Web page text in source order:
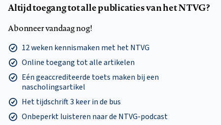
Altijd toegang tot alle publicaties van het NTVG?
Abonneer vandaag nog!
12 weken kennismaken met het NTVG
Online toegang tot alle artikelen
Eén geaccrediteerde toets maken bij een
nascholingsartikel
Het tijdschrift 3 keer in de bus
Onbeperkt luisteren naar de NTVG-podcast